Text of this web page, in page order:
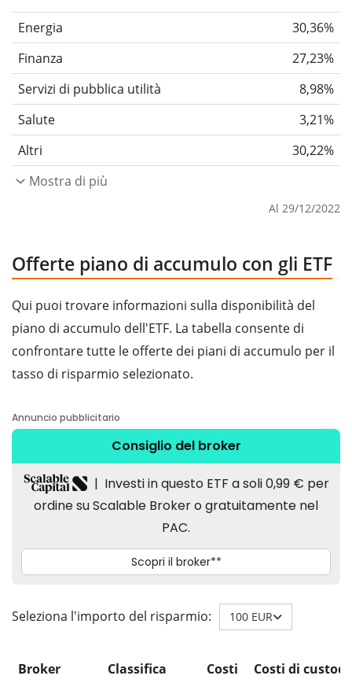
Energia
30,36%
Finanza
27,23%
Servizi di pubblica utilità
8,98%
Salute
3,21%
Altri
30,22%
Mostra di più
Al 29/12/2022
Offerte piano di accumulo con gli ETF
Qui puoi trovare informazioni sulla disponibilità del
piano di accumulo dell'ETF. La tabella consente di
confrontare tutte le offerte dei piani di accumulo per il
tasso di risparmio selezionato.
Seleziona l'importo del risparmio: 100 EUR
Broker Classifica Costi Costi di